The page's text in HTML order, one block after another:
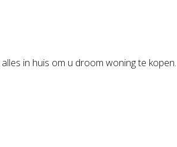
in huis om u droom woning te kopen.